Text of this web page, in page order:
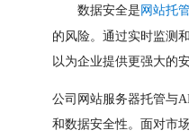
数据安全是 网站托管
的风险。通过实时监测
以为企业提供更强大的
公司网站服务器托管与
和数据安全性。面对市